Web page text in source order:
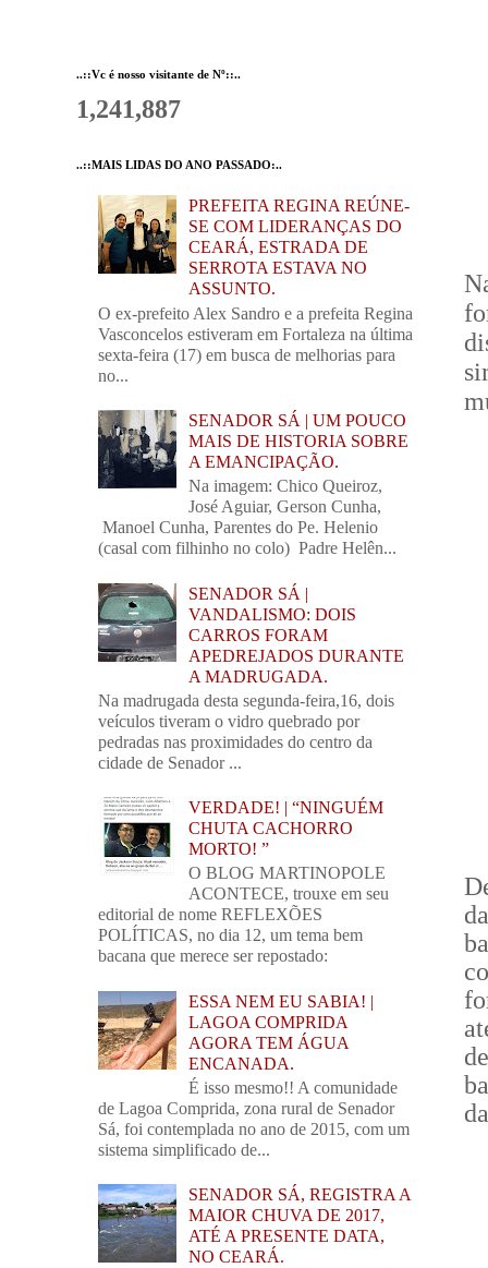
..::Vc é nosso visitante de Nº::..
1,241,887
..::MAIS LIDAS DO ANO PASSADO:..
PREFEITA REGINA REÚNE-
SE COM LIDERANÇAS DO
CEARÁ, ESTRADA DE
SERROTA ESTAVA NO
ASSUNTO.
O ex-prefeito Alex Sandro e a prefeita Regina
Vasconcelos estiveram em Fortaleza na última
sexta-feira (17) em busca de melhorias para
no...
SENADOR SÁ | UM POUCO
MAIS DE HISTORIA SOBRE
A EMANCIPAÇÃO.
Na imagem: Chico Queiroz,
José Aguiar, Gerson Cunha,
Manoel Cunha, Parentes do Pe. Helenio
(casal com filhinho no colo) Padre Helên...
SENADOR SÁ |
VANDALISMO: DOIS
CARROS FORAM
APEDREJADOS DURANTE
A MADRUGADA.
Na madrugada desta segunda-feira,16, dois
veículos tiveram o vidro quebrado por
pedradas nas proximidades do centro da
cidade de Senador ...
VERDADE! | “NINGUÉM
CHUTA CACHORRO
MORTO! ”
O BLOG MARTINOPOLE
ACONTECE, trouxe em seu
editorial de nome REFLEXÕES
POLÍTICAS, no dia 12, um tema bem
bacana que merece ser repostado:
ESSA NEM EU SABIA! |
LAGOA COMPRIDA
AGORA TEM ÁGUA
ENCANADA.
É isso mesmo!! A comunidade
de Lagoa Comprida, zona rural de Senador
Sá, foi contemplada no ano de 2015, com um
sistema simplificado de...
SENADOR SÁ, REGISTRA A
MAIOR CHUVA DE 2017,
ATÉ A PRESENTE DATA,
NO CEARÁ.